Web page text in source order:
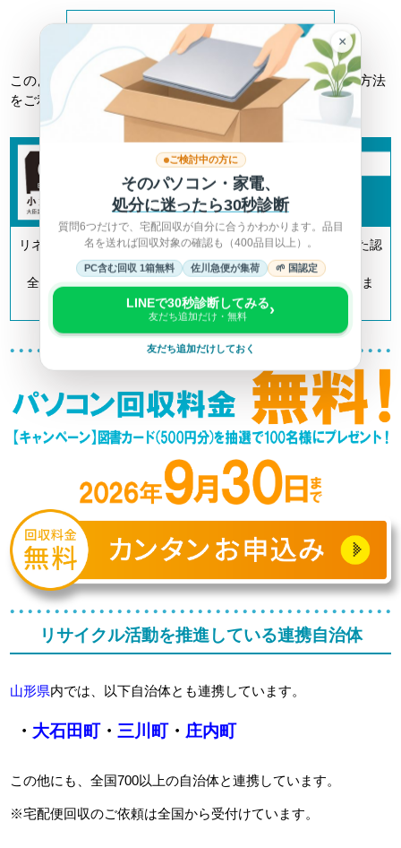
詳しくは総務省HPへ >
このようなトラブルに巻き込まれない為にも、正しい回収方法
をご利用ください。
リネットジャパンは「小型家電リサイクル法」の認定を受けた認
定事業者です。
全国700以上の自治体とも連携してリサイクルを推進していま
す。
リサイクル活動を推進している連携自治体
山形県内では、以下自治体とも連携しています。
・ 大石田町・ 三川町・ 庄内町
この他にも、全国700以上の自治体と連携しています。
※宅配便回収のご依頼は全国から受付けています。
×
ご検討中の方に
そのパソコン・家電、
処分に迷ったら30秒診断
質問6つだけで、宅配回収が自分に合うかわかります。品目
名を送れば回収対象の確認も（400品目以上）。
PC含む回収 1箱無料 佐川急便が集荷 🌱 国認定
LINEで30秒診断してみる
友だち追加だけ・無料 ›
友だち追加だけしておく